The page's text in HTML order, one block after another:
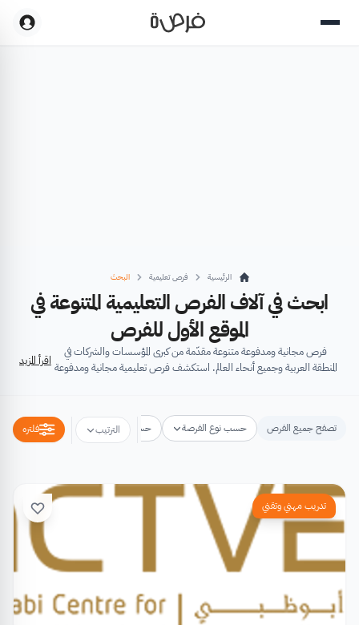
الرئيسية فرص تعليمية البحث
ابحث في آلاف الفرص التعليمية المتنوعة في
الموقع الأول للفرص
فرص مجانية ومدفوعة متنوعة مقدّمة من كبرى المؤسسات والشركات في
المنطقة العربية وجميع أنحاء العالم. استكشف فرص تعليمية مجانية ومدفوعة
الخبرات وبناء القدرات.
اقرأ المزيد
تصفح جميع الفرص حسب نوع الفرصة حسب مكان الفرصة حسب الترتيب فلتره
تدريب مهني وتقني